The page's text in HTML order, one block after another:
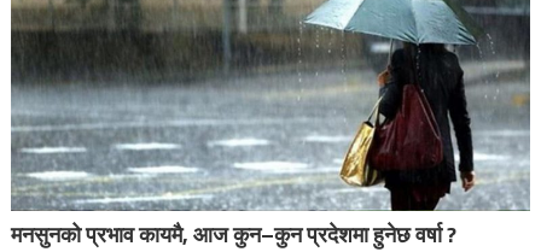
मनसुनको प्रभाव कायमै, आज कुन–कुन प्रदेशमा हुनेछ वर्षा ?